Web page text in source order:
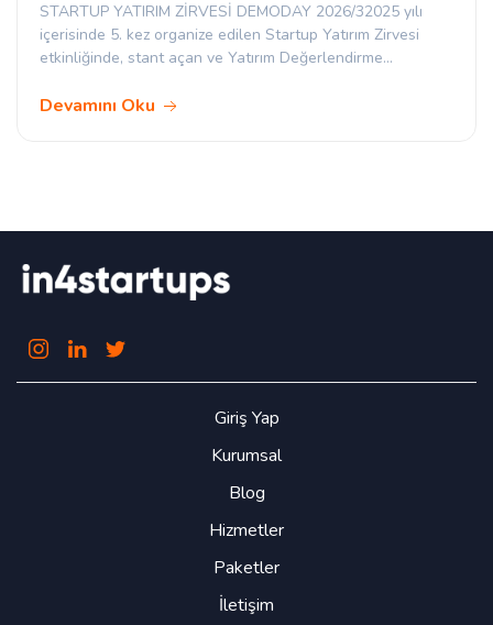
STARTUP YATIRIM ZİRVESİ DEMODAY 2026/32025 yılı
içerisinde 5. kez organize edilen Startup Yatırım Zirvesi
etkinliğinde, stant açan ve Yatırım Değerlendirme…
Devamını Oku
Giriş Yap
Kurumsal
Blog
Hizmetler
Paketler
İletişim